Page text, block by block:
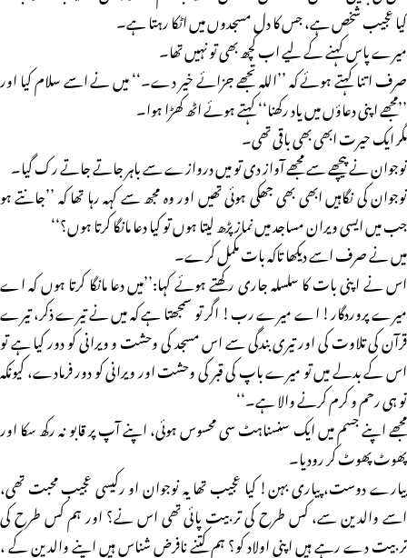
کیا عجیب شخص ہے، جس کا دل مسجدوں میں اٹکا رہتا ہے۔
میرے پاس کہنے کے لیے اب کچھ بھی تو نہیں تھا۔
صرف اتنا کہتے ہوئے کہ ’’اللہ تجھے جزائے خیر دے۔‘‘ میں نے اسے سلام کیا اور
’’مجھے اپنی دعاؤں میں یاد رکھنا‘‘ کہتے ہوئے اٹھ کھڑا ہوا۔
مگر ایک حیرت ابھی بھی باقی تھی۔
نوجوان نے پیچھے سے مجھے آواز دی تو میں دروازے سے باہر جاتے جاتے رک گیا۔
نوجوان کی نگاہیں ابھی بھی جھکی ہوئی تھیں اور وہ مجھ سے کہہ رہا تھا کہ ’’جانتے ہو
جب میں ایسی ویران مساجد میں نماز پڑھ لیتا ہوں تو کیا دعا مانگا کرتا ہوں؟‘‘
میں نے صرف اسے دیکھا تاکہ بات مکمل کرے۔
اس نے اپنی بات کا سلسلہ جاری رکھتے ہوئے کہا:’’میں دعا مانگا کرتا ہوں کہ اے
میرے پروردگار! اے میرے رب! اگر تو سمجھتا ہے کہ میں نے تیرے ذکر، تیرے
قرآن کی تلاوت کی اور تیری بندگی سے اس مسجد کی وحشت و ویرانی کو دور کیا ہے تو
اس کے بدلے میں تو میرے باپ کی قبر کی وحشت اور ویرانی کو دور فرمادے، کیونکہ
تو ہی رحم و کرم کرنے والا ہے۔‘‘
مجھے اپنے جسم میں ایک سنسناہٹ سی محسوس ہوئی، اپنے آپ پر قابو نہ رکھ سکا اور
پھوٹ پھوٹ کر رودیا۔
پیارے دوست، پیاری بہن! کیا عجیب تھا یہ نوجوان او رکیسی عجیب محبت تھی،
اسے والدین سے، کس طرح کی تربیت پائی تھی اس نے؟ اور ہم کس طرح کی
تربیت دے رہے ہیں اپنی اولاد کو؟ ہم کتنے نافرض شناس ہیں اپنے والدین کے ،